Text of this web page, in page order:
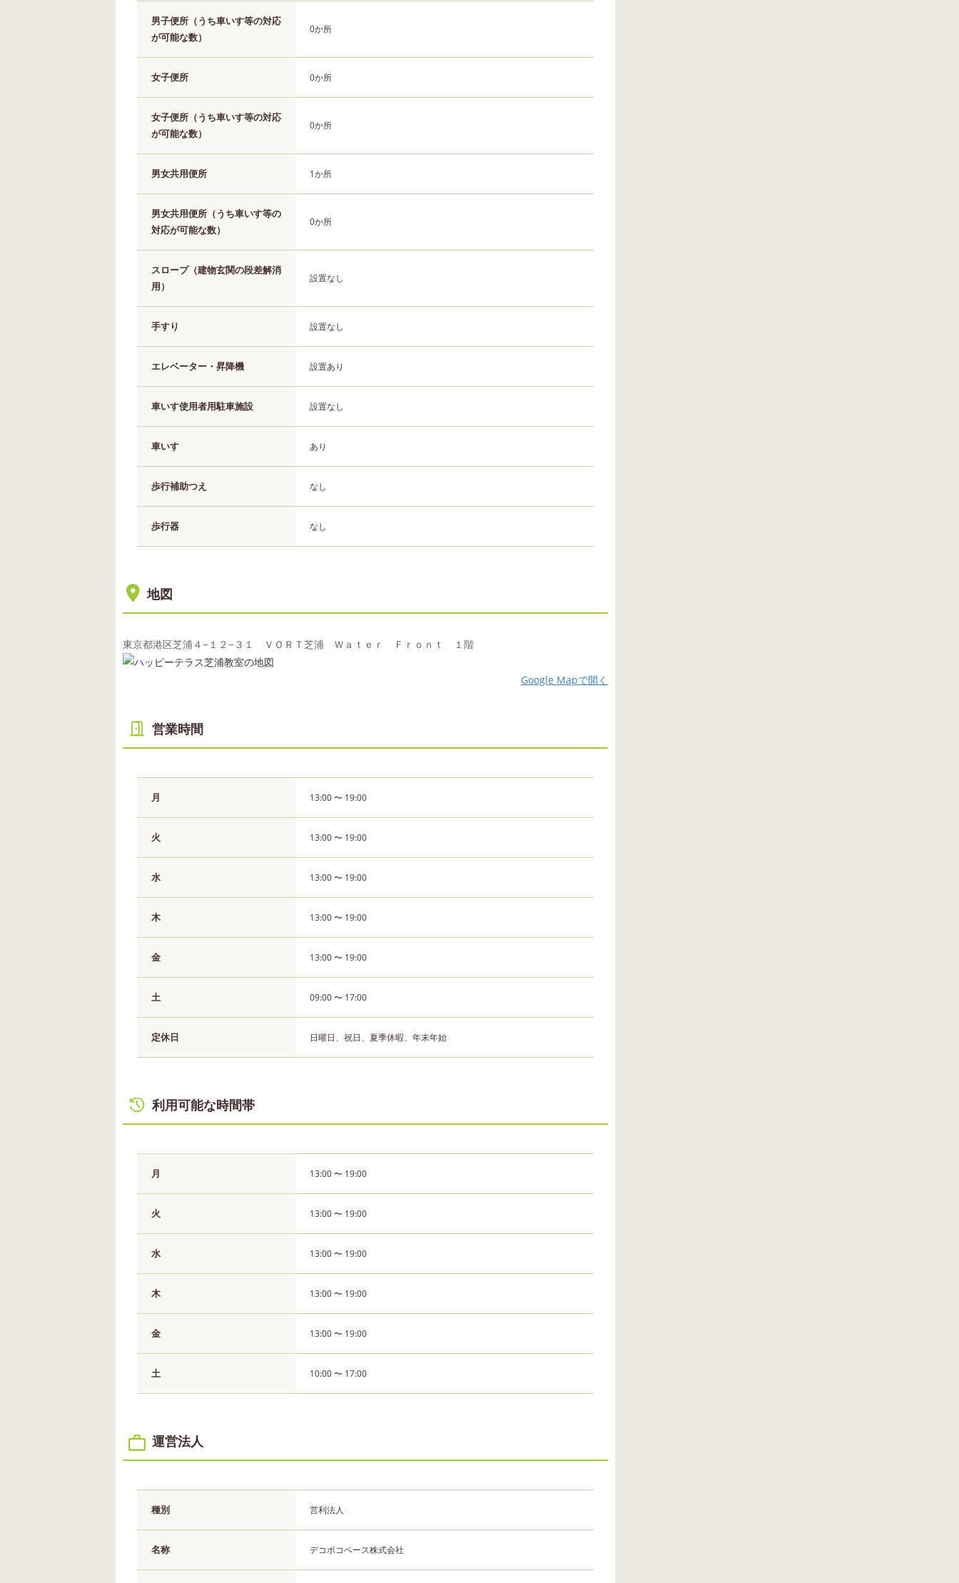
男子便所（うち車いす等の対応
が可能な数）
0か所
女子便所 0か所
女子便所（うち車いす等の対応
が可能な数）
0か所
男女共用便所 1か所
男女共用便所（うち車いす等の
対応が可能な数）
0か所
スロープ（建物玄関の段差解消
用）
設置なし
手すり 設置なし
エレベーター・昇降機 設置あり
車いす使用者用駐車施設 設置なし
車いす あり
歩行補助つえ なし
歩行器 なし
地図
東京都港区芝浦４−１２−３１ ＶＯＲＴ芝浦 Ｗａｔｅｒ Ｆｒｏｎｔ １階
Google Mapで開く
営業時間
月 13:00 〜 19:00
火 13:00 〜 19:00
水 13:00 〜 19:00
木 13:00 〜 19:00
金 13:00 〜 19:00
土 09:00 〜 17:00
定休日 日曜日、祝日、夏季休暇、年末年始
利用可能な時間帯
月 13:00 〜 19:00
火 13:00 〜 19:00
水 13:00 〜 19:00
木 13:00 〜 19:00
金 13:00 〜 19:00
土 10:00 〜 17:00
運営法人
種別 営利法人
名称 デコボコベース株式会社